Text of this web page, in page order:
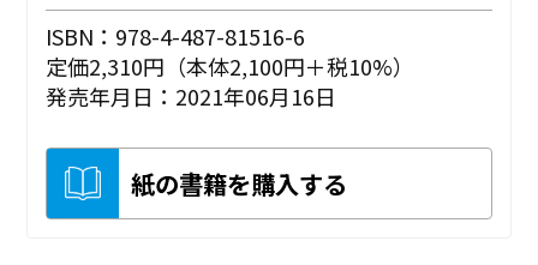
ISBN：978-4-487-81516-6
定価2,310円（本体2,100円＋税10%）
発売年月日：2021年06月16日
紙の書籍を購入する